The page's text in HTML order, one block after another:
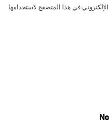
في هذا المتصفح لاستخدامها